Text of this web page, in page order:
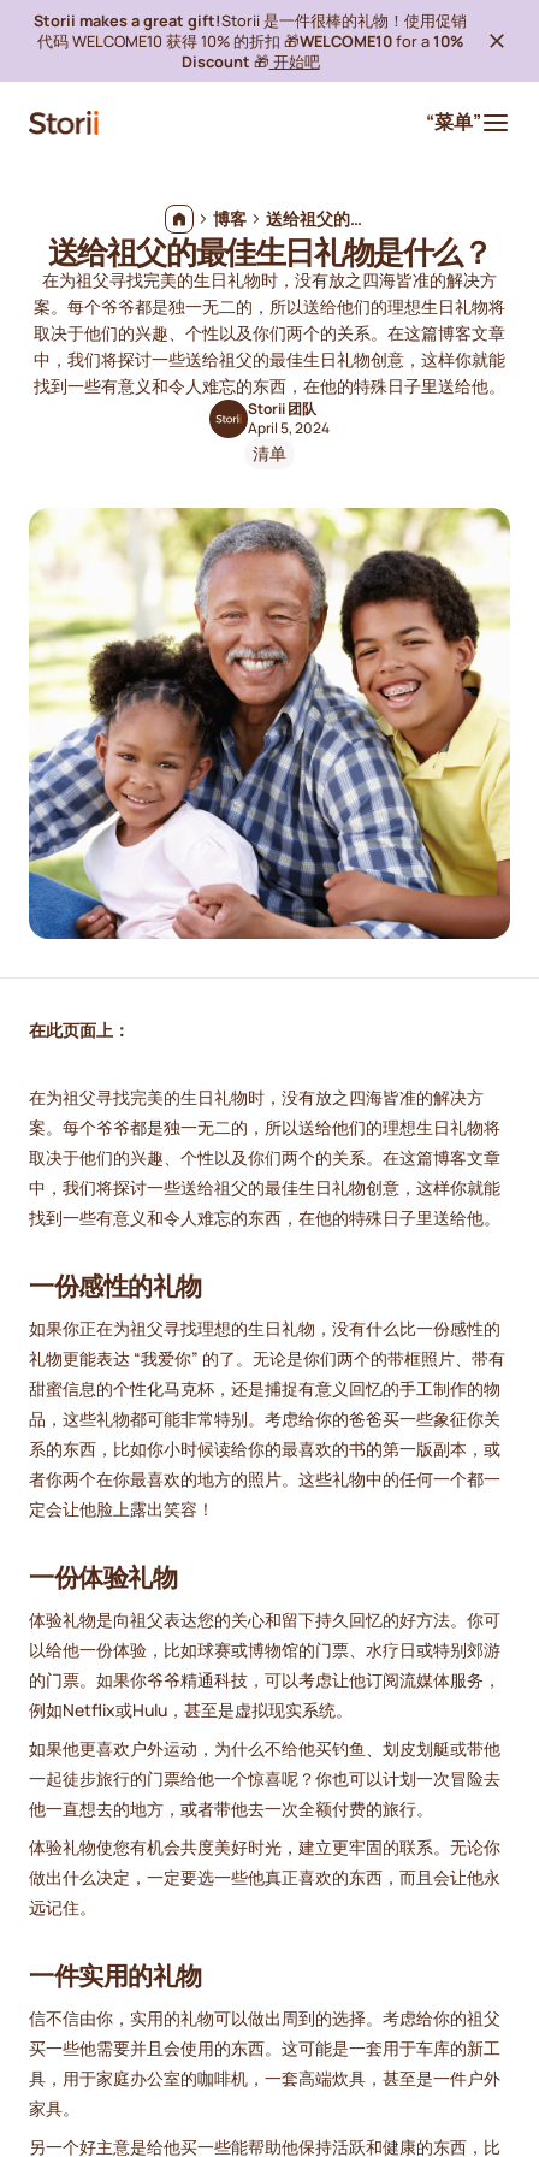
Storii makes a great gift!Storii 是一件很棒的礼物！使用促销
代码 WELCOME10 获得 10% 的折扣 🎁WELCOME10for a10%
Discount 🎁 开始吧
“菜单”
博客 送给祖父的最佳生日礼物是什么？
送给祖父的最佳生日礼物是什么？
在为祖父寻找完美的生日礼物时，没有放之四海皆准的解决方
案。每个爷爷都是独一无二的，所以送给他们的理想生日礼物将
取决于他们的兴趣、个性以及你们两个的关系。在这篇博客文章
中，我们将探讨一些送给祖父的最佳生日礼物创意，这样你就能
找到一些有意义和令人难忘的东西，在他的特殊日子里送给他。
Storii 团队
April 5, 2024
清单
在此页面上：
在为祖父寻找完美的生日礼物时，没有放之四海皆准的解决方
案。每个爷爷都是独一无二的，所以送给他们的理想生日礼物将
取决于他们的兴趣、个性以及你们两个的关系。在这篇博客文章
中，我们将探讨一些送给祖父的最佳生日礼物创意，这样你就能
找到一些有意义和令人难忘的东西，在他的特殊日子里送给他。
一份感性的礼物
如果你正在为祖父寻找理想的生日礼物，没有什么比一份感性的
礼物更能表达 “我爱你” 的了。无论是你们两个的带框照片、带有
甜蜜信息的个性化马克杯，还是捕捉有意义回忆的手工制作的物
品，这些礼物都可能非常特别。考虑给你的爸爸买一些象征你关
系的东西，比如你小时候读给你的最喜欢的书的第一版副本，或
者你两个在你最喜欢的地方的照片。这些礼物中的任何一个都一
定会让他脸上露出笑容！
一份体验礼物
体验礼物是向祖父表达您的关心和留下持久回忆的好方法。你可
以给他一份体验，比如球赛或博物馆的门票、水疗日或特别郊游
的门票。如果你爷爷精通科技，可以考虑让他订阅流媒体服务，
例如Netflix或Hulu，甚至是虚拟现实系统。
如果他更喜欢户外运动，为什么不给他买钓鱼、划皮划艇或带他
一起徒步旅行的门票给他一个惊喜呢？你也可以计划一次冒险去
他一直想去的地方，或者带他去一次全额付费的旅行。
体验礼物使您有机会共度美好时光，建立更牢固的联系。无论你
做出什么决定，一定要选一些他真正喜欢的东西，而且会让他永
远记住。
一件实用的礼物
信不信由你，实用的礼物可以做出周到的选择。考虑给你的祖父
买一些他需要并且会使用的东西。这可能是一套用于车库的新工
具，用于家庭办公室的咖啡机，一套高端炊具，甚至是一件户外
家具。
另一个好主意是给他买一些能帮助他保持活跃和健康的东西，比